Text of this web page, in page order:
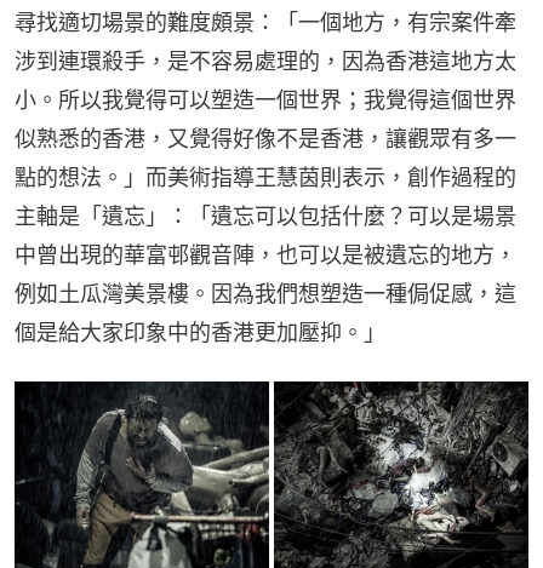
尋找適切場景的難度頗景：「一個地方，有宗案件牽
涉到連環殺手，是不容易處理的，因為香港這地方太
小。所以我覺得可以塑造一個世界；我覺得這個世界
似熟悉的香港，又覺得好像不是香港，讓觀眾有多一
點的想法。」而美術指導王慧茵則表示，創作過程的
主軸是「遺忘」：「遺忘可以包括什麼？可以是場景
中曾出現的華富邨觀音陣，也可以是被遺忘的地方，
例如土瓜灣美景樓。因為我們想塑造一種侷促感，這
個是給大家印象中的香港更加壓抑。」